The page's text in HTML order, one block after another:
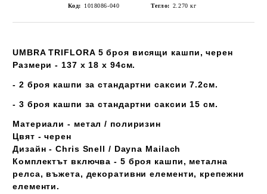
Код: 1018086-040 Тегло: 2.270 кг
UMBRA TRIFLORA 5 броя висящи кашпи, черен
Размери - 137 x 18 x 94см.
- 2 броя кашпи за стандартни саксии 7.2см.
- 3 броя кашпи за стандартни саксии 15 см.
Материали - метал / полиризин
Цвят - черен
Дизайн - Chris Snell / Dayna Mailach
Комплектът включва - 5 броя кашпи, метална
релса, въжета, декоративни елементи, крепежни
елементи.